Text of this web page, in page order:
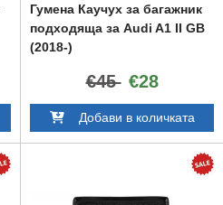
Гумена Каучух за багажник
подходяща за Audi A1 II GB
(2018-)
€45 €28
Добави в количката